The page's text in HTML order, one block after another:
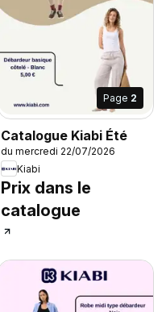
Page 2
Catalogue Kiabi Été
du mercredi 22/07/2026
Kiabi
Prix dans le
catalogue